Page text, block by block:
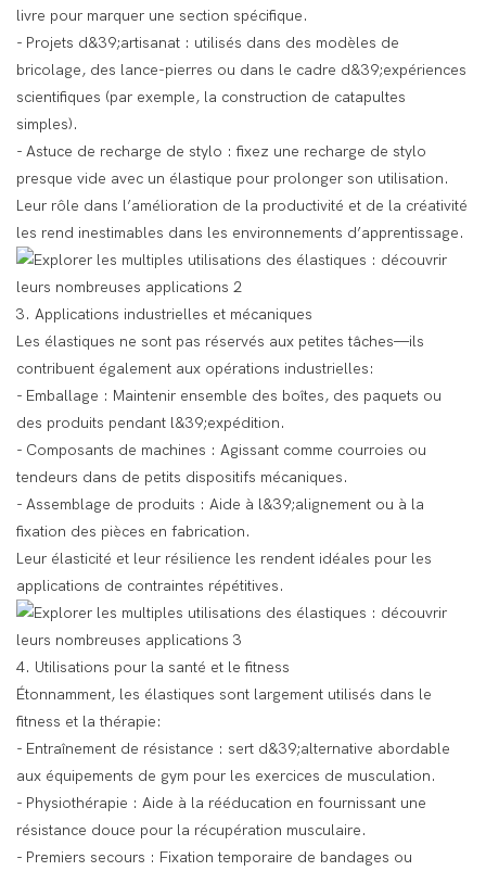
livre pour marquer une section spécifique.
- Projets d&39;artisanat : utilisés dans des modèles de
bricolage, des lance-pierres ou dans le cadre d&39;expériences
scientifiques (par exemple, la construction de catapultes
simples).
- Astuce de recharge de stylo : fixez une recharge de stylo
presque vide avec un élastique pour prolonger son utilisation.
Leur rôle dans l’amélioration de la productivité et de la créativité
les rend inestimables dans les environnements d’apprentissage.
3. Applications industrielles et mécaniques
Les élastiques ne sont pas réservés aux petites tâches—ils
contribuent également aux opérations industrielles:
- Emballage : Maintenir ensemble des boîtes, des paquets ou
des produits pendant l&39;expédition.
- Composants de machines : Agissant comme courroies ou
tendeurs dans de petits dispositifs mécaniques.
- Assemblage de produits : Aide à l&39;alignement ou à la
fixation des pièces en fabrication.
Leur élasticité et leur résilience les rendent idéales pour les
applications de contraintes répétitives.
4. Utilisations pour la santé et le fitness
Étonnamment, les élastiques sont largement utilisés dans le
fitness et la thérapie:
- Entraînement de résistance : sert d&39;alternative abordable
aux équipements de gym pour les exercices de musculation.
- Physiothérapie : Aide à la rééducation en fournissant une
résistance douce pour la récupération musculaire.
- Premiers secours : Fixation temporaire de bandages ou